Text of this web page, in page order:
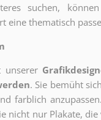
suchen,
eine thematisch
unserer
. Sie bemüht
farblich
nicht nur Plakate,